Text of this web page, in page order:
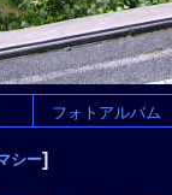
フォトアルバム
シー]